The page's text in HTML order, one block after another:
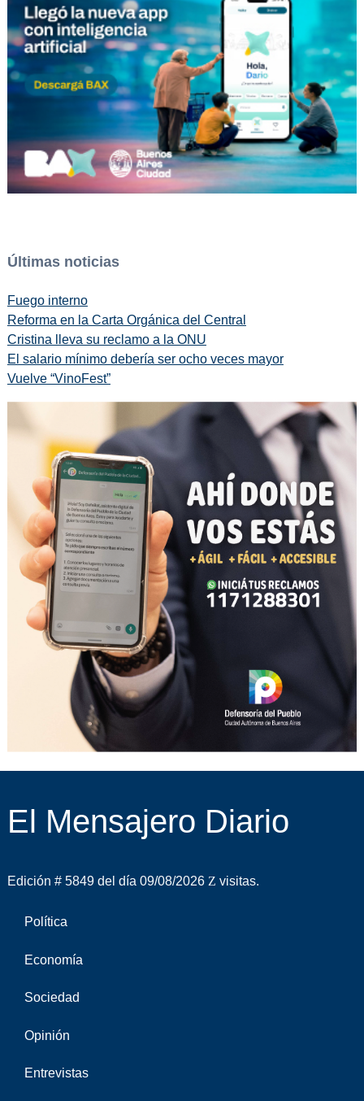
Últimas noticias
Fuego interno
Reforma en la Carta Orgánica del Central
Cristina lleva su reclamo a la ONU
El salario mínimo debería ser ocho veces mayor
Vuelve “VinoFest”
El Mensajero Diario
Edición # 5849 del día 09/08/2026 visitas.
Política
Economía
Sociedad
Opinión
Entrevistas